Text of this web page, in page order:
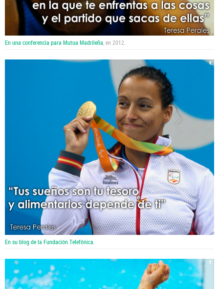
En una conferencia para Mutua Madrileña, en 2012.
En su blog de la Fundación Telefónica